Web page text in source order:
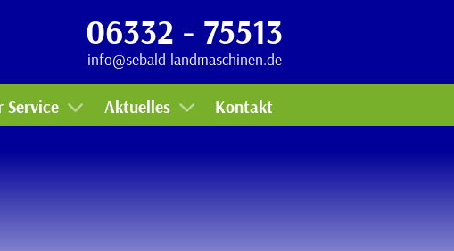
06332 - 75513
info@sebald-landmaschinen.de
Service
Lager
Aktuelles
Termine
Kontakt